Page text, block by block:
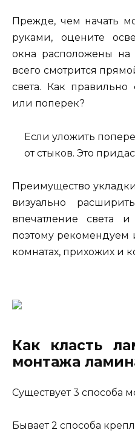
Прежде, чем начать
руками, оцените
окна расположены
всего смотрится
света. Как правильно
или поперек?
Если уложить
от стыков. Это
Преимущество
визуально
впечатление света
поэтому рекомендуем
комнатах, прихожих и
Как класть
монтажа
Существует 3 способа
Бывает 2 способа